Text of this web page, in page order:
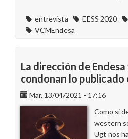
entrevista EESS 2020
VCMEndesa
La dirección de
condonan lo publicado
Mar, 13/04/2021 - 17:16
Como si
western
Ugt nos